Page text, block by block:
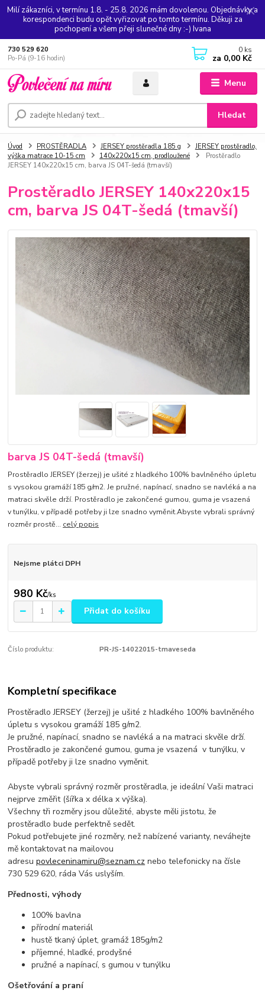
Milí zákazníci, v termínu 1.8. - 25.8. 2026 mám dovolenou. Objednávky a
korespondenci budu opět vyřizovat po tomto termínu. Děkuji za
pochopení a všem přeji slunečné dny :-) Ivana
Menu
Hledat
730 529 620
Po-Pá (9-16 hodin)
0 ks
za 0,00 Kč
Úvod PROSTĚRADLA JERSEY prostěradla 185 g
JERSEY prostěradlo,
výška matrace 10-15 cm
140x220x15 cm, prodloužené
Prostěradlo
JERSEY 140x220x15 cm, barva JS 04T-šedá (tmavší)
Prostěradlo JERSEY 140x220x15
cm, barva JS 04T-šedá (tmavší)
barva JS 04T-šedá (tmavší)
Prostěradlo JERSEY (žerzej) je ušité z hladkého 100% bavlněného úpletu
s vysokou gramáží 185 g/m2. Je pružné, napínací, snadno se navléká a na
matraci skvěle drží. Prostěradlo je zakončené gumou, guma je vsazená
v tunýlku, v případě potřeby ji lze snadno vyměnit.Abyste vybrali správný
rozměr prostě... celý popis
Nejsme plátci DPH
980 Kč/ks
Přidat do košíku
Číslo produktu: PR-JS-14022015-tmaveseda
Kompletní specifikace
Prostěradlo JERSEY (žerzej) je ušité z hladkého 100% bavlněného
úpletu s vysokou gramáží 185 g/m2.
Je pružné, napínací, snadno se navléká a na matraci skvěle drží.
Prostěradlo je zakončené gumou, guma je vsazená v tunýlku, v
případě potřeby ji lze snadno vyměnit.
Abyste vybrali správný rozměr prostěradla, je ideální Vaši matraci
nejprve změřit (šířka x délka x výška).
Všechny tři rozměry jsou důležité, abyste měli jistotu, že
prostěradlo bude perfektně sedět.
Pokud potřebujete jiné rozměry, než nabízené varianty, neváhejte
mě kontaktovat na mailovou
adresupovleceninamiru@seznam.cz nebo telefonicky na čísle
730 529 620, ráda Vás uslyším.
Přednosti, výhody
100% bavlna
přírodní materiál
hustě tkaný úplet, gramáž 185g/m2
příjemné, hladké, prodyšné
pružné a napínací, s gumou v tunýlku
Ošetřování a praní